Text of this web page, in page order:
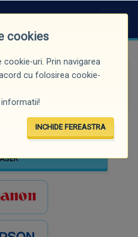
cookies
uri. Prin navigarea
cu folosirea cookie-
INCHIDE FEREASTRA